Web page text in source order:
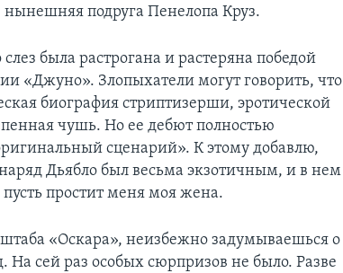
нынешняя подруга Пенелопа Круз.
была растрогана и растеряна победой
«Джуно». Злопыхатели могут говорить, что
биография стриптизерши, эротической
чушь. Но ее дебют полностью
сценарий». К этому добавлю,
Дьябло был весьма экзотичным, и в нем
простит меня моя жена.
«Оскара», неизбежно задумываешься о
На сей раз особых сюрпризов не было. Разве